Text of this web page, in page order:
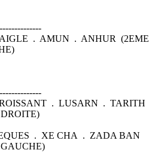
. AMUN . ANHUR (2EME
. LUSARN . TARITH
. XE CHA . ZADA BAN